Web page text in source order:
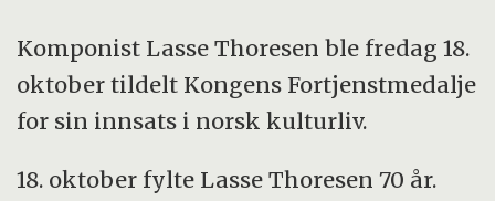
Komponist Lasse Thoresen ble fredag 18.
oktober tildelt Kongens Fortjenstmedalje
for sin innsats i norsk kulturliv.
18. oktober fylte Lasse Thoresen 70 år.